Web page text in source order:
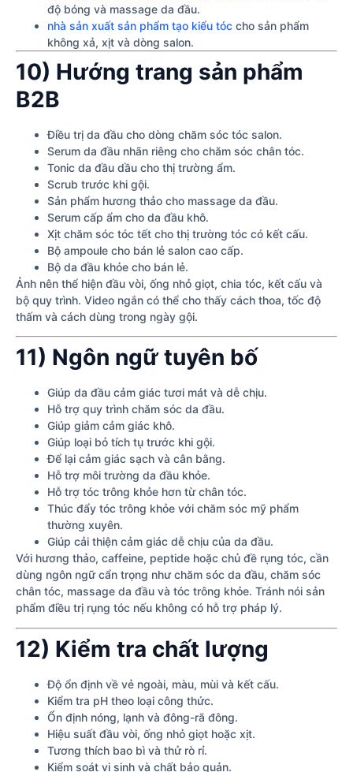
độ bóng và massage da đầu.
nhà sản xuất sản phẩm tạo kiểu tóc cho sản phẩm
không xả, xịt và dòng salon.
10) Hướng trang sản phẩm
B2B
Điều trị da đầu cho dòng chăm sóc tóc salon.
Serum da đầu nhãn riêng cho chăm sóc chân tóc.
Tonic da đầu dầu cho thị trường ẩm.
Scrub trước khi gội.
Sản phẩm hương thảo cho massage da đầu.
Serum cấp ẩm cho da đầu khô.
Xịt chăm sóc tóc tết cho thị trường tóc có kết cấu.
Bộ ampoule cho bán lẻ salon cao cấp.
Bộ da đầu khỏe cho bán lẻ.
Ảnh nên thể hiện đầu vòi, ống nhỏ giọt, chia tóc, kết cấu và
bộ quy trình. Video ngắn có thể cho thấy cách thoa, tốc độ
thấm và cách dùng trong ngày gội.
11) Ngôn ngữ tuyên bố
Giúp da đầu cảm giác tươi mát và dễ chịu.
Hỗ trợ quy trình chăm sóc da đầu.
Giúp giảm cảm giác khô.
Giúp loại bỏ tích tụ trước khi gội.
Để lại cảm giác sạch và cân bằng.
Hỗ trợ môi trường da đầu khỏe.
Hỗ trợ tóc trông khỏe hơn từ chân tóc.
Thúc đẩy tóc trông khỏe với chăm sóc mỹ phẩm
thường xuyên.
Giúp cải thiện cảm giác dễ chịu của da đầu.
Với hương thảo, caffeine, peptide hoặc chủ đề rụng tóc, cần
dùng ngôn ngữ cẩn trọng như chăm sóc da đầu, chăm sóc
chân tóc, massage da đầu và tóc trông khỏe. Tránh nói sản
phẩm điều trị rụng tóc nếu không có hỗ trợ pháp lý.
12) Kiểm tra chất lượng
Độ ổn định về vẻ ngoài, màu, mùi và kết cấu.
Kiểm tra pH theo loại công thức.
Ổn định nóng, lạnh và đông-rã đông.
Hiệu suất đầu vòi, ống nhỏ giọt hoặc xịt.
Tương thích bao bì và thử rò rỉ.
Kiểm soát vi sinh và chất bảo quản.